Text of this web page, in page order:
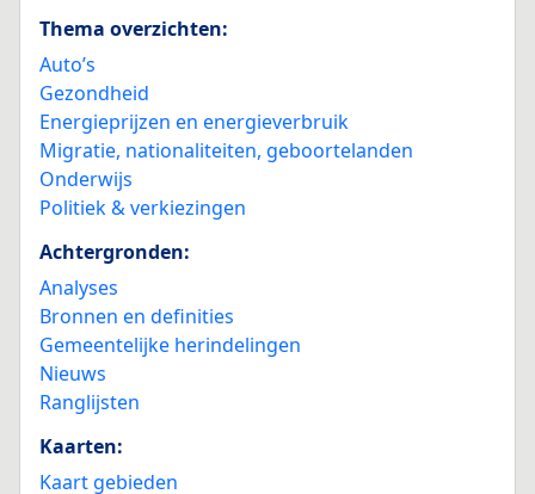
Thema overzichten:
Auto’s
Gezondheid
Energieprijzen en energieverbruik
Migratie, nationaliteiten, geboortelanden
Onderwijs
Politiek & verkiezingen
Achtergronden:
Analyses
Bronnen en definities
Gemeentelijke herindelingen
Nieuws
Ranglijsten
Kaarten:
Kaart gebieden